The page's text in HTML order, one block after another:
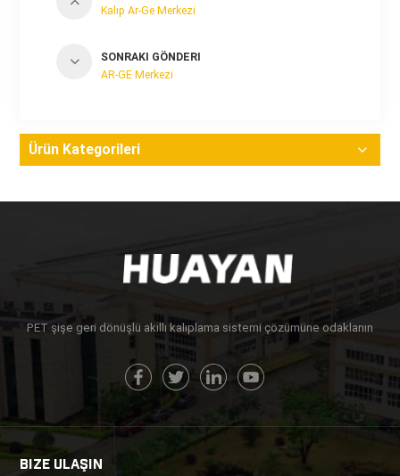
Kalıp Ar-Ge Merkezi
SONRAKI GÖNDERI
AR-GE Merkezi
Ürün Kategorileri
PET şişe geri dönüşlü akıllı kalıplama sistemi çözümüne odaklanın
BIZE ULAŞIN